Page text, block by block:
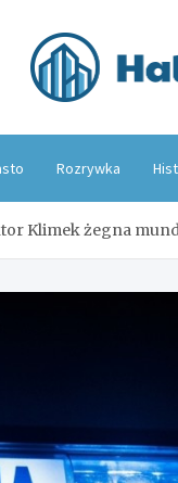
Rozrywka
Klimek żegna